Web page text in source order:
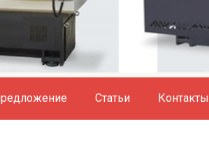
Статьи Контакты